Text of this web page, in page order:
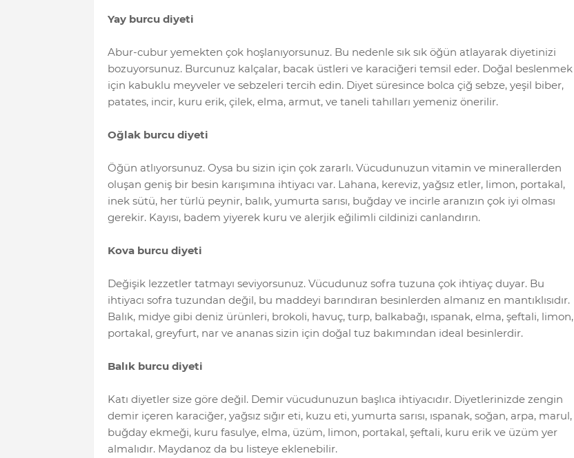
Yay burcu diyeti
Abur-cubur yemekten çok hoşlanıyorsunuz. Bu nedenle sık sık öğün atlayarak diyetinizi
bozuyorsunuz. Burcunuz kalçalar, bacak üstleri ve karaciğeri temsil eder. Doğal beslenmek
için kabuklu meyveler ve sebzeleri tercih edin. Diyet süresince bolca çiğ sebze, yeşil biber,
patates, incir, kuru erik, çilek, elma, armut, ve taneli tahılları yemeniz önerilir.
Oğlak burcu diyeti
Öğün atlıyorsunuz. Oysa bu sizin için çok zararlı. Vücudunuzun vitamin ve minerallerden
oluşan geniş bir besin karışımına ihtiyacı var. Lahana, kereviz, yağsız etler, limon, portakal,
inek sütü, her türlü peynir, balık, yumurta sarısı, buğday ve incirle aranızın çok iyi olması
gerekir. Kayısı, badem yiyerek kuru ve alerjik eğilimli cildinizi canlandırın.
Kova burcu diyeti
Değişik lezzetler tatmayı seviyorsunuz. Vücudunuz sofra tuzuna çok ihtiyaç duyar. Bu
ihtiyacı sofra tuzundan değil, bu maddeyi barındıran besinlerden almanız en mantıklısıdır.
Balık, midye gibi deniz ürünleri, brokoli, havuç, turp, balkabağı, ıspanak, elma, şeftali, limon,
portakal, greyfurt, nar ve ananas sizin için doğal tuz bakımından ideal besinlerdir.
Balık burcu diyeti
Katı diyetler size göre değil. Demir vücudunuzun başlıca ihtiyacıdır. Diyetlerinizde zengin
demir içeren karaciğer, yağsız sığır eti, kuzu eti, yumurta sarısı, ıspanak, soğan, arpa, marul,
buğday ekmeği, kuru fasulye, elma, üzüm, limon, portakal, şeftali, kuru erik ve üzüm yer
almalıdır. Maydanoz da bu listeye eklenebilir.